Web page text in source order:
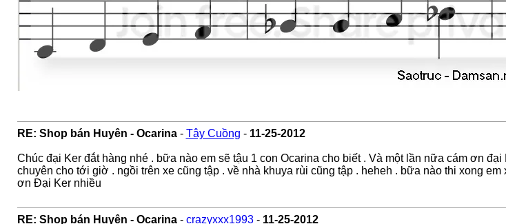
RE: Shop bán Huyên - Ocarina- Tây Cuồng - 11-25-2012
Chúc đại Ker đắt hàng nhé . bữa nào em sẽ tậu 1 con Ocarina cho biết . Và một lần nữa cám ơn
chuyên cho tới giờ . ngồi trên xe cũng tập . về nhà khuya rùi cũng tập . heheh . bữa nào thi xong
ơn Đại Ker nhiều
RE: Shop bán Huyên - Ocarina- crazyxxx1993- 11-25-2012